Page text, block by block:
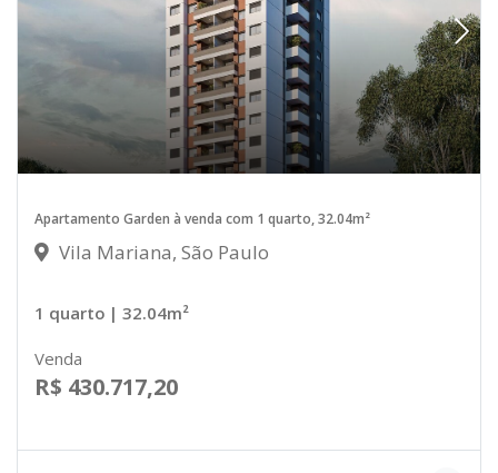
Apartamento Garden à venda com 1 quarto, 32.04m²
Vila Mariana, São Paulo
1 quarto | 32.04m²
Venda
R$ 430.717,20